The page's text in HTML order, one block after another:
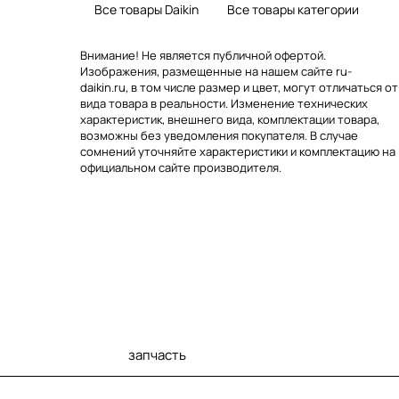
Все товары Daikin Все товары категории
Внимание! Не является публичной офертой.
Изображения, размещенные на нашем сайте ru-
daikin.ru, в том числе размер и цвет, могут отличаться от
вида товара в реальности. Изменение технических
характеристик, внешнего вида, комплектации товара,
возможны без уведомления покупателя. В случае
сомнений уточняйте характеристики и комплектацию на
официальном сайте производителя.
запчасть